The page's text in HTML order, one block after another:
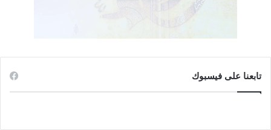
وعيد لهم وتهديد من ولاء لأمريكا.
ان تقف بوجه اسرائيل لمنعها من ضرب أهداف للحشد
السنة والدور المطلوب
تابعنا على فيسبوك